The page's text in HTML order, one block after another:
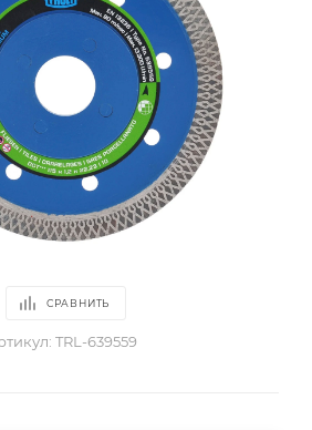
СРАВНИТЬ
TRL-639559